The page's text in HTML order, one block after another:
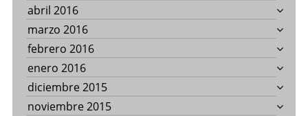
abril 2016
marzo 2016
febrero 2016
enero 2016
diciembre 2015
noviembre 2015